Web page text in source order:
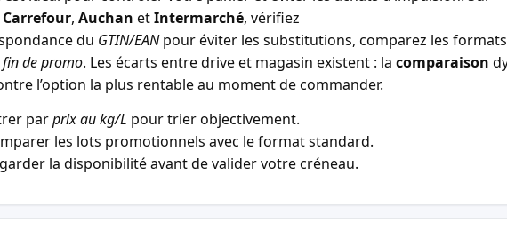
Carrefour, Auchan etIntermarché, vérifiez
du GTIN/EANpour éviter les substitutions, comparez les formats
fin de promo. Les écarts entre drive et magasin existent : la comparaison
l’option la plus rentable au moment de commander.
parprix au kg/L pour trier objectivement.
les lots promotionnels avec le format standard.
la disponibilité avant de valider votre créneau.